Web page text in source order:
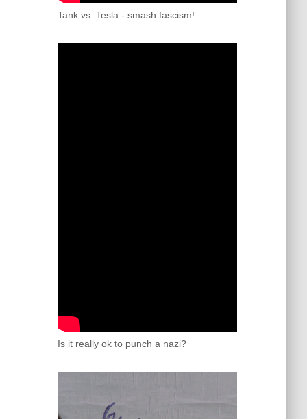
Tank vs. Tesla - smash fascism!
Is it really ok to punch a nazi?